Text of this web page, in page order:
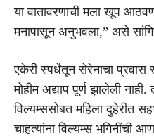
या वातावरणाची मला खूप
मनापासून अनुभवला,” असे
एकेरी स्पर्धेतून सेरेनाचा प्रवास
मोहीम अद्याप पूर्ण झालेली
विल्यम्ससोबत महिला दुहेरीत
चाहत्यांना विल्यम्स